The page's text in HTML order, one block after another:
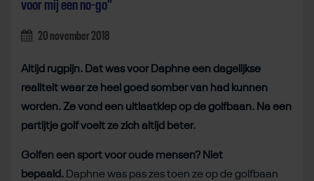
voor mij een no-go”
20 november 2018
Altijd rugpijn. Dat was voor Daphne een dagelijkse
realiteit waar ze heel goed somber van had kunnen
worden. Ze vond een uitlaatklep op de golfbaan. Na een
partijtje golf voelt ze zich altijd beter.
Golfen een sport voor oude mensen? Niet
bepaald. Daphne was pas zes toen ze op de golfbaan